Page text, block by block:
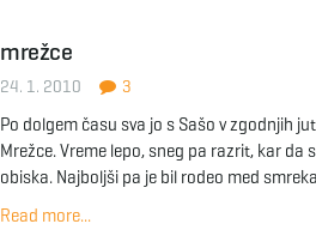
mrežce
24. 1. 2010 3
Po dolgem času sva jo s Sašo v zgodnjih
Mrežce. Vreme lepo, sneg pa razrit, kar da
obiska. Najboljši pa je bil rodeo med
Read more...